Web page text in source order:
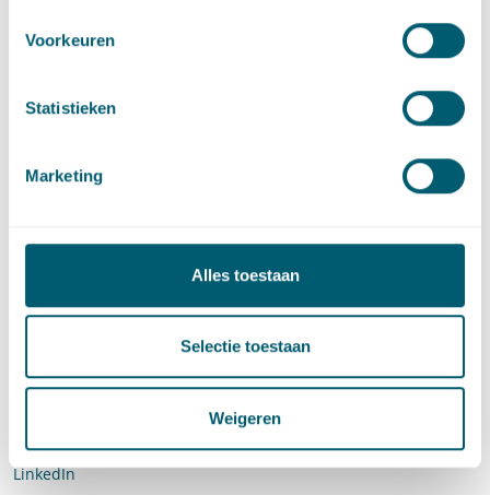
Voorkeuren
Statistieken
Marketing
Alles toestaan
Selectie toestaan
Weigeren
Advocaat
Stuur een e-mail naar Giel Wind
Bel naar Giel Wind
+31 70 515 3710
LinkedInprofiel van Giel Wind